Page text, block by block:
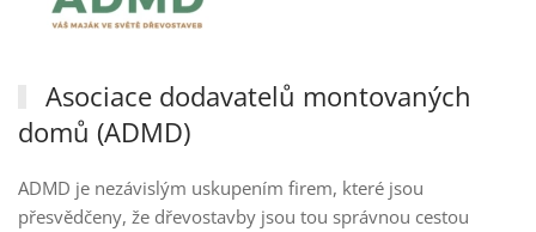
Asociace dodavatelů montovaných
domů (ADMD)
ADMD je nezávislým uskupením firem, které jsou
přesvědčeny, že dřevostavby jsou tou správnou cestou